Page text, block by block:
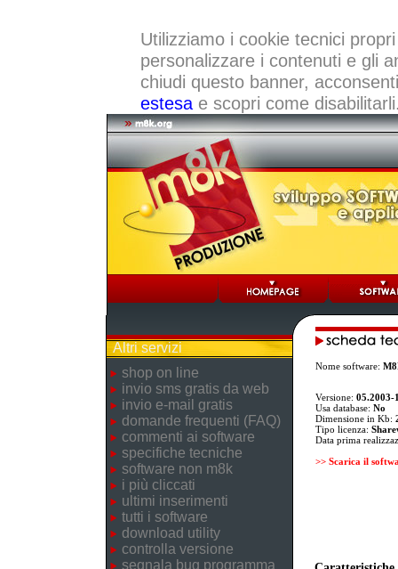
Utilizziamo i cookie tecnici
personalizzare i contenuti e gli
chiudi questo banner,
estesae scopri come
Altri servizi
shop on line
invio sms gratis da web
invio e-mail gratis
domande frequenti (FAQ)
commenti ai software
specifiche tecniche
software non m8k
i più cliccati
ultimi inserimenti
tutti i software
download utility
controlla versione
segnala bug programma
Nome software:
Versione: 05.2003-
Usa database: No
Dimensione in Kb:
Tipo licenza:
Data prima
>> Scarica il